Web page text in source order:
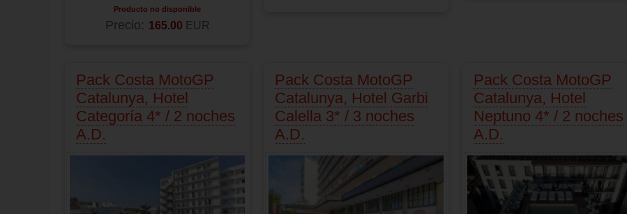
Producto no disponible
Precio: 165.00 EUR
Pack Costa MotoGP
Catalunya, Hotel
Categoría 4* / 2 noches
A.D.
Pack Costa MotoGP
Catalunya, Hotel Garbi
Calella 3* / 3 noches
A.D.
Pack Costa MotoGP
Catalunya, Hotel
Neptuno 4* / 2 noches
A.D.